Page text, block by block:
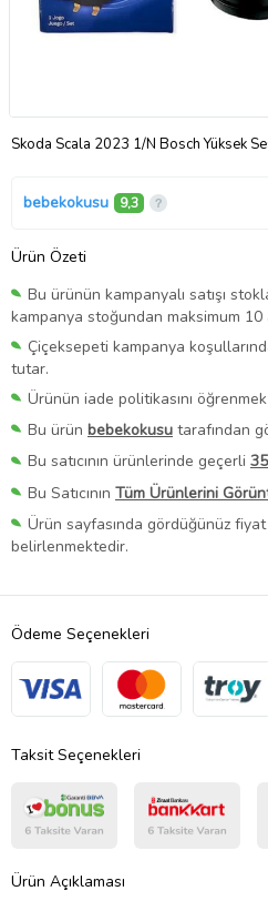
Skoda Scala 2023 1/N Bosch Yüksek
bebekokusu 9,3
Ürün Özeti
Bu ürünün kampanyalı satışı
kampanya stoğundan maksimum 10
Çiçeksepeti kampanya
tutar.
Ürünün iade politikasını
Bu ürün bebekokusu tarafından
Bu satıcının ürünlerinde geçerli
Bu Satıcının Tüm Ürünlerini
Ürün sayfasında gördüğünüz fiyat
belirlenmektedir.
Ödeme Seçenekleri
Taksit Seçenekleri
Ürün Açıklaması